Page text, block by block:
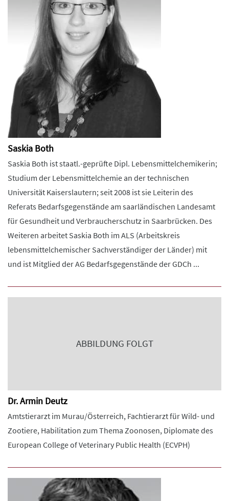
Saskia Both
Saskia Both ist staatl.-geprüfte Dipl. Lebensmittelchemikerin;
Studium der Lebensmittelchemie an der technischen
Universität Kaiserslautern; seit 2008 ist sie Leiterin des
Referats Bedarfsgegenstände am saarländischen Landesamt
für Gesundheit und Verbraucherschutz in Saarbrücken. Des
Weiteren arbeitet Saskia Both im ALS (Arbeitskreis
lebensmittelchemischer Sachverständiger der Länder) mit
und ist Mitglied der AG Bedarfsgegenstände der GDCh ...
ABBILDUNG FOLGT
Dr. Armin Deutz
Amtstierarzt im Murau/Österreich, Fachtierarzt für Wild- und
Zootiere, Habilitation zum Thema Zoonosen, Diplomate des
European College of Veterinary Public Health (ECVPH)